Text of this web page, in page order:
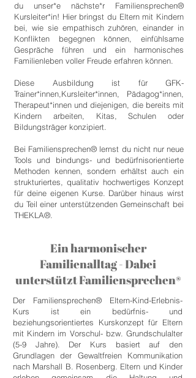
du unser*e nächste*r Familiensprechen®
Kursleiter*in! Hier bringst du Eltern mit Kindern
bei, wie sie empathisch zuhören, einander in
Konflikten begegnen können, einfühlsame
Gespräche führen und ein harmonisches
Familienleben voller Freude erfahren können.
Diese Ausbildung ist für GFK-
Trainer*innen,Kursleiter*innen, Pädagog*innen,
Therapeut*innen und diejenigen, die bereits mit
Kindern arbeiten, Kitas, Schulen oder
Bildungsträger konzipiert.
Bei Familiensprechen® lernst du nicht nur neue
Tools und bindungs- und bedürfnisorientierte
Methoden kennen, sondern erhältst auch ein
strukturiertes, qualitativ hochwertiges Konzept
für deine eigenen Kurse. Darüber hinaus wirst
du Teil einer unterstützenden Gemeinschaft bei
THEKLA®.
Ein harmonischer
Familienalltag - Dabei
unterstützt Familiensprechen®
Der Familiensprechen® Eltern-Kind-Erlebnis-
Kurs ist ein bedürfnis- und
beziehungsorientiertes Kurskonzept für Eltern
mit Kindern im Vorschul- bzw. Grundschulalter
(5-9 Jahre). Der Kurs basiert auf den
Grundlagen der Gewaltfreien Kommunikation
nach Marshall B. Rosenberg. Eltern und Kinder